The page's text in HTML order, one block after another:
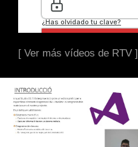
[ Ver más vídeos de RTV ]